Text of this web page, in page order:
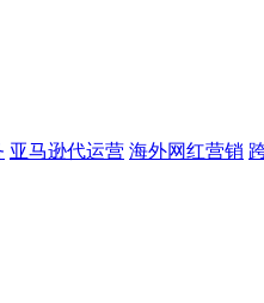
亚马逊代运营 海外网红营销